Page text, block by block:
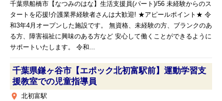
千葉県船橋市【なつみのはな】生活支援員(パート)/56 未経験からのス
タートを応援!介護業界経験者さんは大歓迎! ★アピールポイント★ 令
和3年4月オープンした施設です。 無資格、未経験の方、ブランクのあ
る方、障害福祉に興味のある方など 安心して働くことができるように
サポートいたします。 令和...
千葉県鎌ヶ谷市【エポック北初富駅前】運動学習支
援教室での児童指導員
place 北初富駅